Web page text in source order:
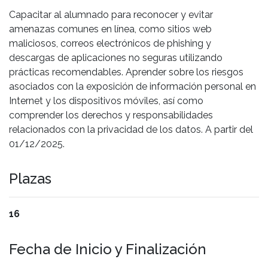
Capacitar al alumnado para reconocer y evitar
amenazas comunes en línea, como sitios web
maliciosos, correos electrónicos de phishing y
descargas de aplicaciones no seguras utilizando
prácticas recomendables. Aprender sobre los riesgos
asociados con la exposición de información personal en
Internet y los dispositivos móviles, así como
comprender los derechos y responsabilidades
relacionados con la privacidad de los datos. A partir del
01/12/2025.
Plazas
16
Fecha de Inicio y Finalización